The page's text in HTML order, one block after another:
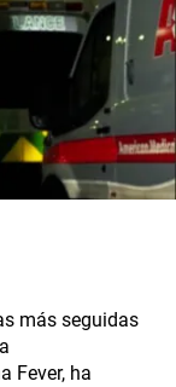
más seguidas
Fever, ha